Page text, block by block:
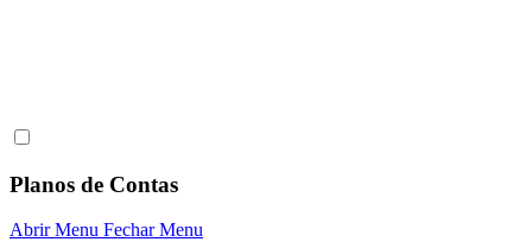
Planos de Contas
Abrir Menu Fechar Menu